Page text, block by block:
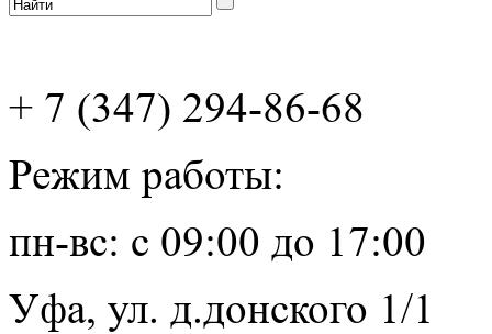
+ 7 (347) 294-86-68
Режим работы:
пн-вс: с 09:00 до 17:00
Уфа, ул. д.донского 1/1